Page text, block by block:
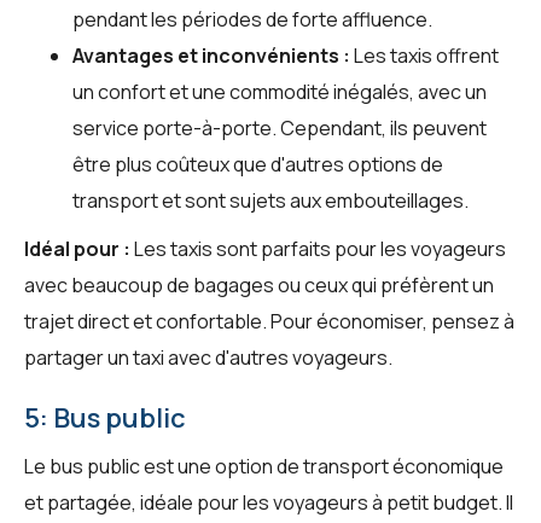
pendant les périodes de forte affluence.
Avantages et inconvénients : Les taxis offrent
un confort et une commodité inégalés, avec un
service porte-à-porte. Cependant, ils peuvent
être plus coûteux que d'autres options de
transport et sont sujets aux embouteillages.
Idéal pour : Les taxis sont parfaits pour les voyageurs
avec beaucoup de bagages ou ceux qui préfèrent un
trajet direct et confortable. Pour économiser, pensez à
partager un taxi avec d'autres voyageurs.
5: Bus public
Le bus public est une option de transport économique
et partagée, idéale pour les voyageurs à petit budget. Il